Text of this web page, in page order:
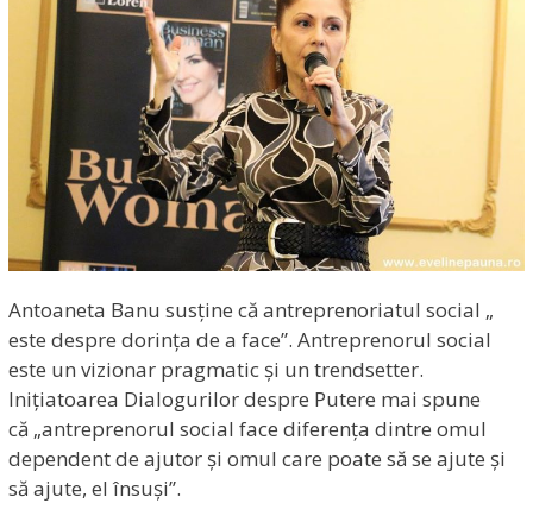
Antoaneta Banu susține că antreprenoriatul social „
este despre dorința de a face”. Antreprenorul social
este un vizionar pragmatic și un trendsetter.
Inițiatoarea Dialogurilor despre Putere mai spune
că „antreprenorul social face diferența dintre omul
dependent de ajutor și omul care poate să se ajute și
să ajute, el însuși”.